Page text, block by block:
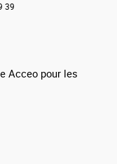
39
Acceo pour les